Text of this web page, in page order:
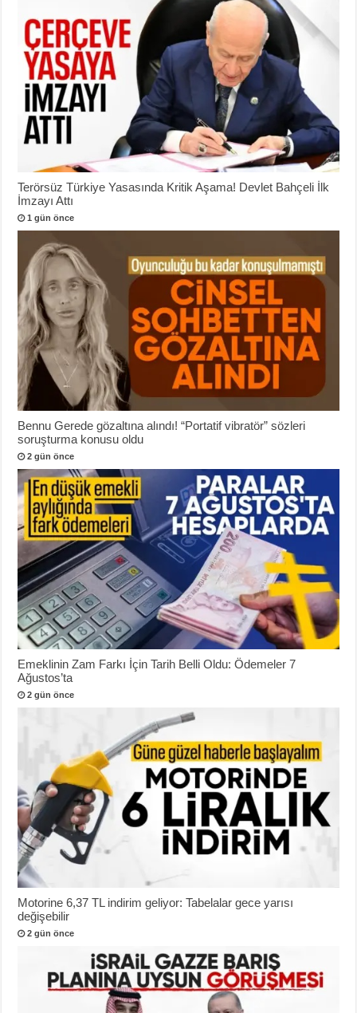
Terörsüz Türkiye Yasasında Kritik Aşama! Devlet Bahçeli İlk
İmzayı Attı
1 gün önce
Bennu Gerede gözaltına alındı! “Portatif vibratör” sözleri
soruşturma konusu oldu
2 gün önce
Emeklinin Zam Farkı İçin Tarih Belli Oldu: Ödemeler 7
Ağustos’ta
2 gün önce
Motorine 6,37 TL indirim geliyor: Tabelalar gece yarısı
değişebilir
2 gün önce